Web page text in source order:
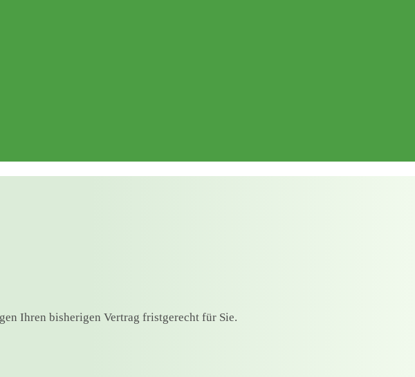
Ihren bisherigen Vertrag fristgerecht für Sie.